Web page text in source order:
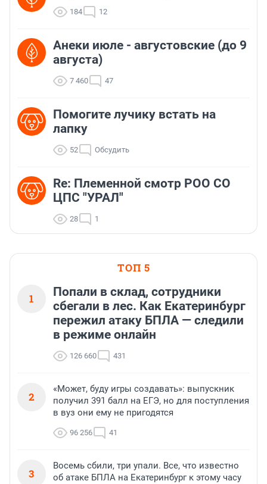
184 12
Анеки июле - августовские (до 9
августа)
7 460 47
Помогите лучику встать на
лапку
52 Обсудить
Re: Племеннoй смoтр РOO CO
ЦПС "УРАЛ"
28 1
ТОП 5
1
Попали в склад, сотрудники
сбегали в лес. Как Екатеринбург
пережил атаку БПЛА — следили
в режиме онлайн
126 660 431
2
«Может, буду игры создавать»: выпускник
получил 391 балл на ЕГЭ, но для поступления
в вуз они ему не пригодятся
96 256 41
3
Восемь сбили, три упали. Все, что известно
об атаке БПЛА на Екатеринбург к этому часу